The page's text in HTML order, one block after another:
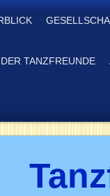
TANZFREUNDE